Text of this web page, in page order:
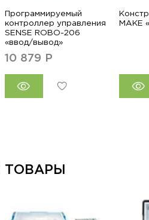
Программируемый
контроллер управления
SENSE ROBO-206
«ввод/вывод»
10 879 Р
MAKE